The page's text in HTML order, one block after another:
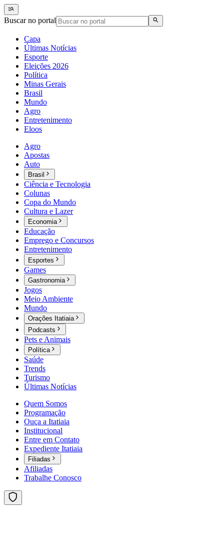
Buscar no portal
Capa
Últimas Notícias
Esporte
Eleições 2026
Política
Minas Gerais
Brasil
Mundo
Agro
Entretenimento
Eloos
Agro
Apostas
Auto
Brasil
Ciência e Tecnologia
Colunas
Copa do Mundo
Cultura e Lazer
Economia
Educação
Emprego e Concursos
Entretenimento
Esportes
Games
Gastronomia
Jogos
Meio Ambiente
Mundo
Orações Itatiaia
Podcasts
Pets e Animais
Política
Saúde
Trends
Turismo
Últimas Notícias
Quem Somos
Programação
Ouça a Itatiaia
Institucional
Entre em Contato
Expediente Itatiaia
Filiadas
Afiliadas
Trabalhe Conosco